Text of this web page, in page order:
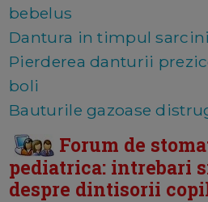
bebelus
Dantura in timpul
Pierderea danturii
boli
Bauturile gazoase
Forum de
pediatrica: intrebari
despre dintisorii